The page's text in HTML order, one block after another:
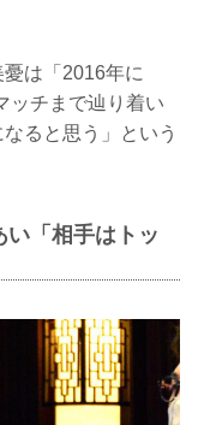
は「2016年に
ッチまで辿り着い
ると思う」という
「相手はトッ